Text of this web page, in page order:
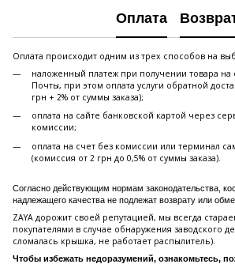
Оплата
Оплата происходит одним из трех способов на
наложенный платеж при получении товара на
Почты, при этом оплата услуги обратной
грн + 2% от суммы заказа);
оплата на сайте банковской картой через
комиссии;
оплата на счет без комиссии или терминал
(комиссия от 2 грн до 0,5% от суммы заказа).
Согласно действующим нормам законодательства,
надлежащего качества не подлежат возврату или
ZAYA дорожит своей репутацией, мы всегда
покупателями в случае обнаружения заводского
сломалась крышка, не работает распылитель).
Чтобы избежать недоразумений, ознакомьтесь,